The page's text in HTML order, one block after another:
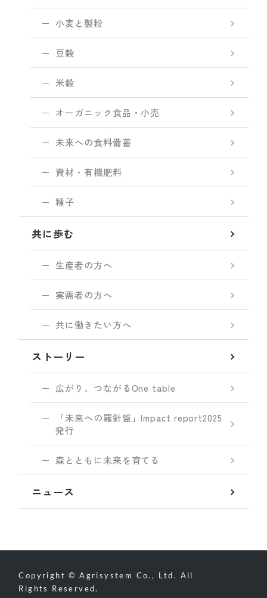
小麦と製粉
豆穀
米穀
オーガニック食品・小売
未来への食料備蓄
資材・有機肥料
種子
共に歩む
生産者の方へ
実需者の方へ
共に働きたい方へ
ストーリー
広がり、つながるOne table
「未来への羅針盤」Impact report2025
発行
森とともに未来を育てる
ニュース
Copyright © Agrisystem Co., Ltd. All
Rights Reserved.